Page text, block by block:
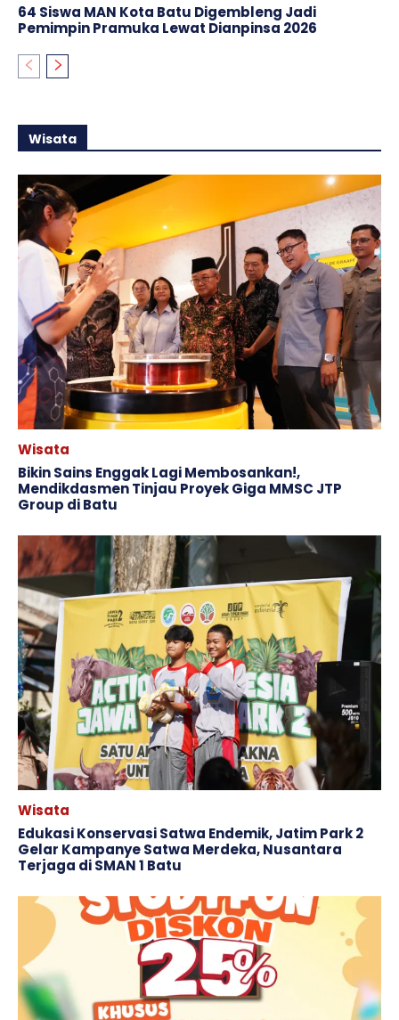
64 Siswa MAN Kota Batu Digembleng Jadi
Pemimpin Pramuka Lewat Dianpinsa 2026
Wisata
Wisata
Bikin Sains Enggak Lagi Membosankan!,
Mendikdasmen Tinjau Proyek Giga MMSC JTP
Group di Batu
Wisata
Edukasi Konservasi Satwa Endemik, Jatim Park 2
Gelar Kampanye Satwa Merdeka, Nusantara
Terjaga di SMAN 1 Batu